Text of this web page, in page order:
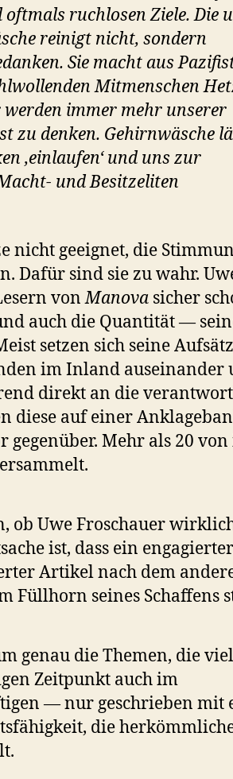
ruchlosen Ziele. Die
reinigt nicht, sondern
Sie macht aus
Mitmenschen
immer mehr unserer
zu denken. Gehirnwäsche
‚einlaufen‘ und uns zur
und Besitzeliten
nicht geeignet, die
Dafür sind sie zu wahr.
vonManova sicher
auch die Quantität —
setzen sich seine
im Inland auseinander
direkt an die
diese auf einer
Mehr als 20
ob Uwe Froschauer
ist, dass ein
Artikel nach dem
Füllhorn seines Schaffens
genau die Themen, die
Zeitpunkt auch im
— nur geschrieben mit
die